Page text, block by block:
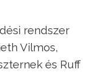
rendszer
Vilmos,
és Ruff